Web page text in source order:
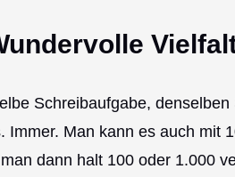
Schreibaufgabe,
Immer. Man kann es auch mit
dann halt 100 oder 1.000